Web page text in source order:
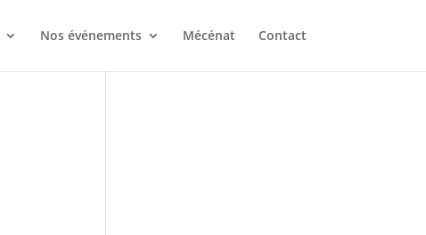
Nos événements Mécénat Contact